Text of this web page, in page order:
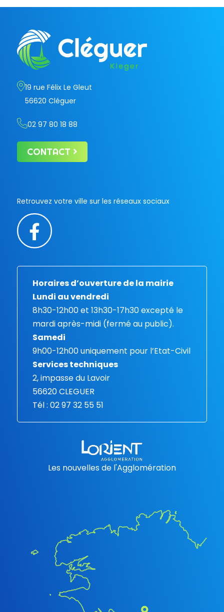
19 rue Félix Le Gleut
56620 Cléguer
02 97 80 18 88
CONTACT
Retrouvez votre ville sur les réseaux sociaux
Horaires d’ouverture de la mairie
Lundi au vendredi
8h30-12h00 et 13h30-17h30 excepté le
mardi après-midi (fermé au public).
Samedi
9h00-12h00 uniquement pour l’Etat-Civil
Services techniques
2, impasse du Lavoir
56620 CLEGUER
Tél : 02 97 32 55 51
Les nouvelles de l'Agglomération